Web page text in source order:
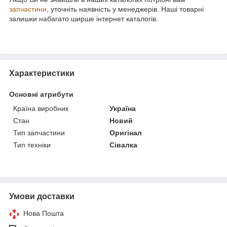
запчастини , уточніть наявність у менеджерів. Наші товарні
залишки набагато ширше інтернет каталогів.
Характеристики
Основні атрибути
Країна виробник
Україна
Стан
Новий
Тип запчастини
Оригінал
Тип техніки
Сівалка
Умови доставки
Нова Пошта